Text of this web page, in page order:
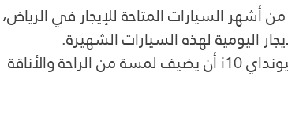
السيارات المتاحة للإيجار في الرياض،
اليومية لهذه السيارات الشهيرة.
سنستكشف أيضًا كيف يمكن لتأجير سيارة هيونداي i10 أن يضيف لمسة من الراحة والأناقة